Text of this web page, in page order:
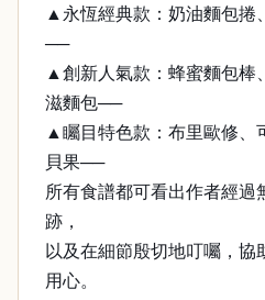
▲永恆經典款：奶油麵包捲
──
▲創新人氣款：蜂蜜麵包棒
滋麵包──
▲矚目特色款：布里歐修、
貝果──
所有食譜都可看出作者經過
跡，
以及在細節殷切地叮囑，協
用心。